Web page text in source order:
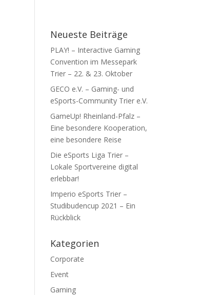
Neueste Beiträge
PLAY! – Interactive Gaming
Convention im Messepark
Trier – 22. & 23. Oktober
GECO e.V. – Gaming- und
eSports-Community Trier e.V.
GameUp! Rheinland-Pfalz –
Eine besondere Kooperation,
eine besondere Reise
Die eSports Liga Trier –
Lokale Sportvereine digital
erlebbar!
Imperio eSports Trier –
Studibudencup 2021 – Ein
Rückblick
Kategorien
Corporate
Event
Gaming